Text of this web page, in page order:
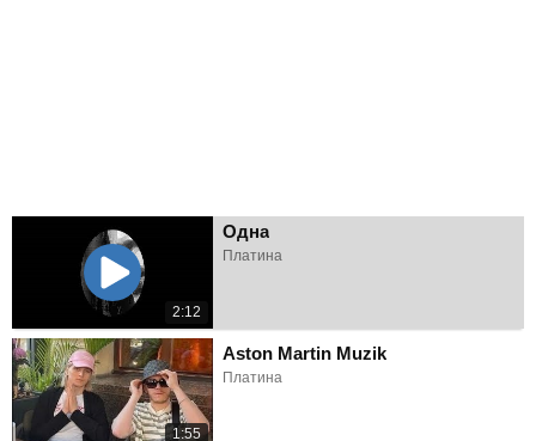
2:12
Одна
Платина
1:55
Aston Martin Muzik
Платина